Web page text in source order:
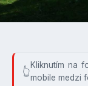
Kliknutím na
mobile medzi